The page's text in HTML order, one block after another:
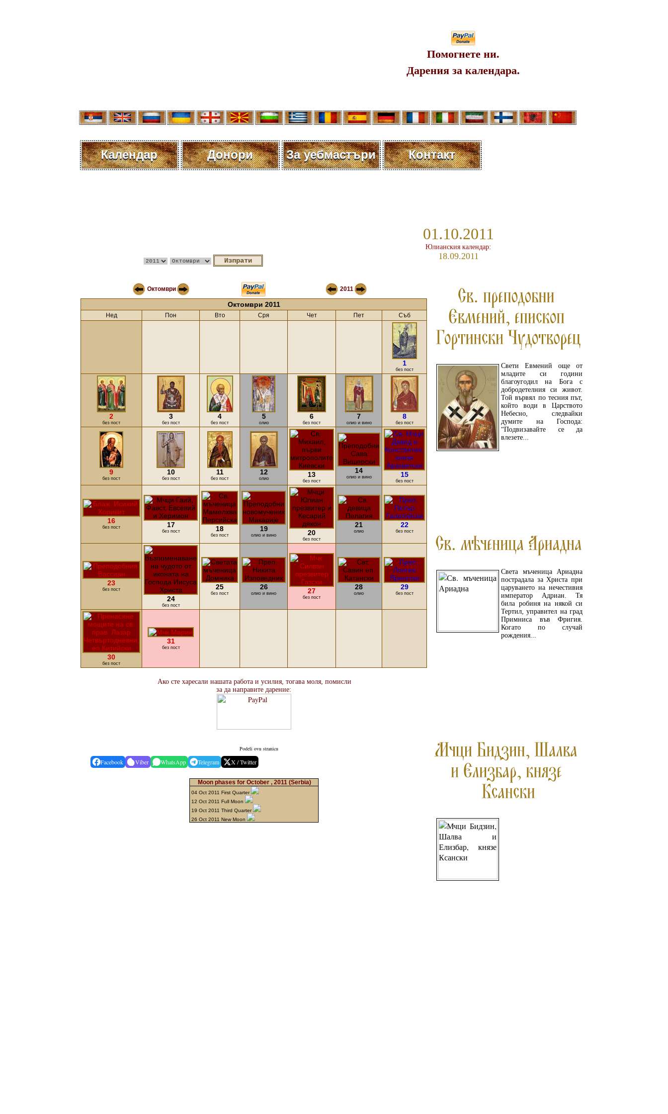
Помогнете ни.
Дарения за календара.
Календар Донори За уебмастъри Контакт
01.10.2011
Юлианския календар:
18.09.2011
Октомври 2011
Свети Евмений още от
младите си години
благоугодил на Бога с
добродетелния си живот.
Той вървял по тесния път,
който води в Царството
Небесно, следвайки
думите на Господа:
“Подвизавайте се да
влезете...
Света мъченица Ариадна
пострадала за Христа при
царуването на нечестивия
император Адриан. Тя
била робиня на някой си
Тертил, управител на град
Примниса във Фригия.
Когато по случай
рождения...
Октомври 2011
Нед Пон Вто Сря Чет Пет Съб
1
без пост
2
без пост
3
без пост
4
без пост
5
олио
6
без пост
7
олио и вино
8
без пост
9
без пост
10
без пост
11
без пост
12
олио 13
без пост
14
олио и вино 15
без пост
16
без пост 17
без пост 18
без пост
19
олио и вино 20
без пост
21
олио
22
без пост
23
без пост
24
без пост
25
без пост
26
олио и вино 27
без пост
28
олио
29
без пост
30
без пост
31
без пост
Ако сте харесали нашата работа и усилия, тогава моля, помисли
за да направите дарение:
Podeli ovu stranicu
Facebook Viber WhatsApp Telegram X / Twitter
Moon phases for October , 2011 (Serbia)
04 Oct 2011 First Quarter
12 Oct 2011 Full Moon
19 Oct 2011 Third Quarter
26 Oct 2011 New Moon